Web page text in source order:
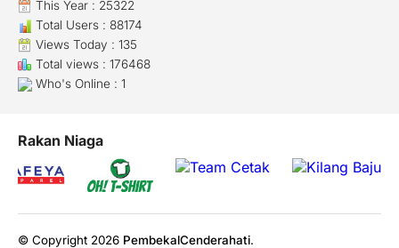
This Year : 25322
Total Users : 88174
Views Today : 135
Total views : 176468
Who's Online : 1
Rakan Niaga
© Copyright 2026 PembekalCenderahati.